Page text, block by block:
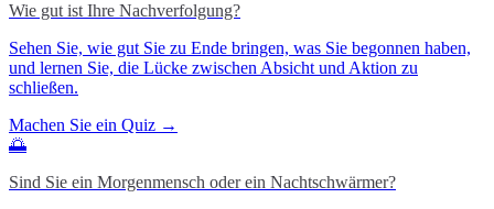
Wie gut ist Ihre Nachverfolgung?
Sehen Sie, wie gut Sie zu Ende bringen, was Sie begonnen haben,
und lernen Sie, die Lücke zwischen Absicht und Aktion zu
schließen.
Machen Sie ein Quiz →
🌅
Sind Sie ein Morgenmensch oder ein Nachtschwärmer?